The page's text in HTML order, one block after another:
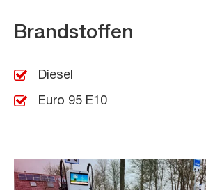
Brandstoffen
Diesel
Euro 95 E10